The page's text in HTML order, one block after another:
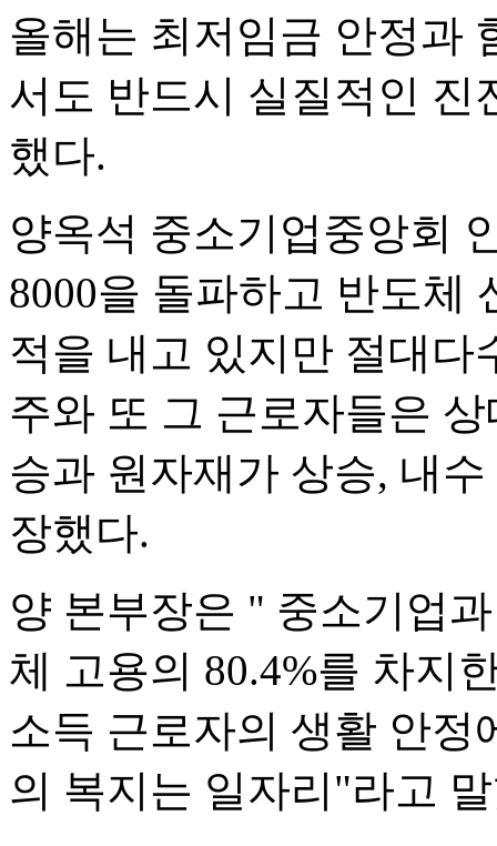
올해는 최저임금 안정과
서도 반드시 실질적인 진
했다.
양옥석 중소기업중앙회
8000을 돌파하고 반도체
적을 내고 있지만 절대다
주와 또 그 근로자들은
승과 원자재가 상승, 내
장했다.
양 본부장은 " 중소기업
체 고용의 80.4%를 차지
소득 근로자의 생활 안정
의 복지는 일자리"라고